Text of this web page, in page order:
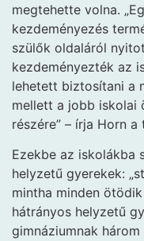
megtehette volna.
kezdeményezés
szülők oldaláról
kezdeményezték az
lehetett biztosítani a
mellett a jobb iskolai
részére” – írja Horn a
Ezekbe az iskolákba
helyzetű gyerekek:
mintha minden
hátrányos helyzetű
gimnáziumnak